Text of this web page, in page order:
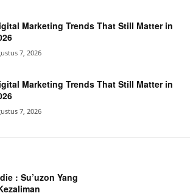
Marketing Trends That Still Matter in
7, 2026
Marketing Trends That Still Matter in
7, 2026
: Su’uzon Yang